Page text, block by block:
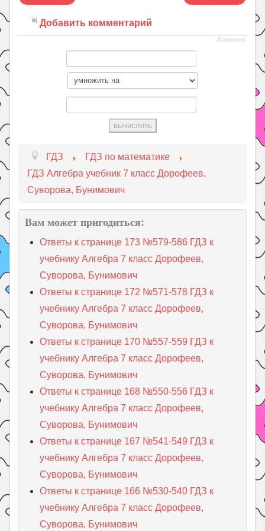
Добавить комментарий
JComments
ГДЗ
ГДЗ по математике
ГДЗ Алгебра учебник 7 класс Дорофеев,
Суворова, Бунимович
Вам может пригодиться:
Ответы к странице 173 №579-586 ГДЗ к
учебнику Алгебра 7 класс Дорофеев,
Суворова, Бунимович
Ответы к странице 172 №571-578 ГДЗ к
учебнику Алгебра 7 класс Дорофеев,
Суворова, Бунимович
Ответы к странице 170 №557-559 ГДЗ к
учебнику Алгебра 7 класс Дорофеев,
Суворова, Бунимович
Ответы к странице 168 №550-556 ГДЗ к
учебнику Алгебра 7 класс Дорофеев,
Суворова, Бунимович
Ответы к странице 167 №541-549 ГДЗ к
учебнику Алгебра 7 класс Дорофеев,
Суворова, Бунимович
Ответы к странице 166 №530-540 ГДЗ к
учебнику Алгебра 7 класс Дорофеев,
Суворова, Бунимович